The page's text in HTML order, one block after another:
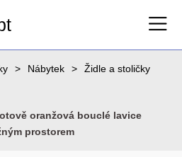
Nábytek Židle a stoličky
oranžová bouclé lavice
prostorem